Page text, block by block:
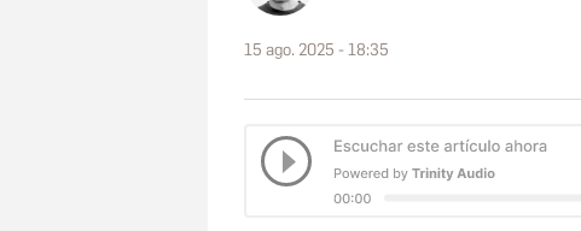
15 ago. 2025 - 18:35